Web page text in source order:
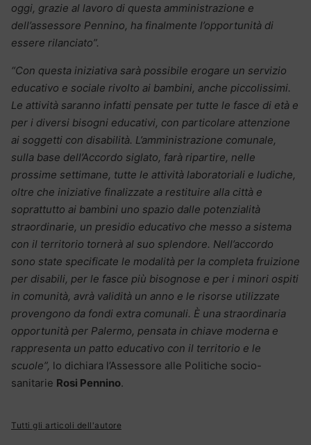
oggi, grazie al lavoro di questa amministrazione e
dell’assessore Pennino, ha finalmente l’opportunità di
essere rilanciato”.
“Con questa iniziativa sarà possibile erogare un servizio
educativo e sociale rivolto ai bambini, anche piccolissimi.
Le attività saranno infatti pensate per tutte le fasce di età e
per i diversi bisogni educativi, con particolare attenzione
ai soggetti con disabilità. L’amministrazione comunale,
sulla base dell’Accordo siglato, farà ripartire, nelle
prossime settimane, tutte le attività laboratoriali e ludiche,
oltre che iniziative finalizzate a restituire alla città e
soprattutto ai bambini uno spazio dalle potenzialità
straordinarie, un presidio educativo che messo a sistema
con il territorio tornerà al suo splendore. Nell’accordo
sono state specificate le modalità per la completa fruizione
per disabili, per le fasce più bisognose e per i minori ospiti
in comunità, avrà validità un anno e le risorse utilizzate
provengono da fondi extra comunali. È una straordinaria
opportunità per Palermo, pensata in chiave moderna e
rappresenta un patto educativo con il territorio e le
scuole”, lo dichiara l’Assessore alle Politiche socio-
sanitarie Rosi Pennino.
Tutti gli articoli dell'autore